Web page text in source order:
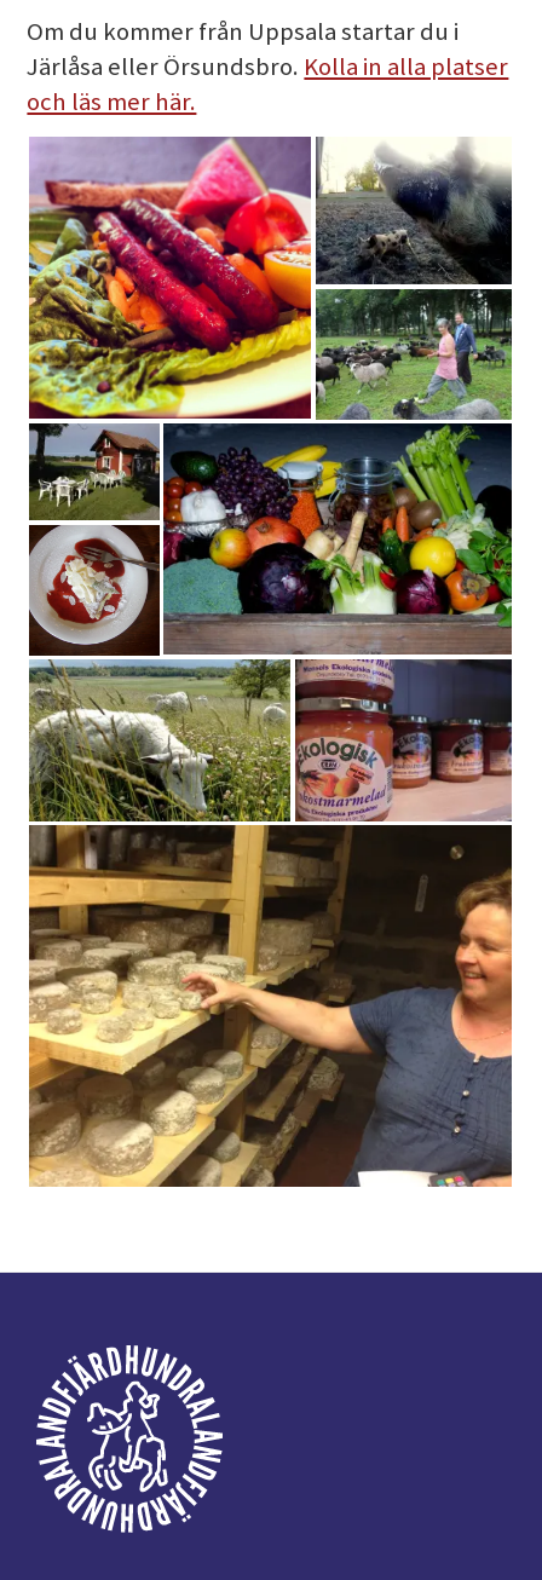
Om du kommer från Uppsala startar du i
Järlåsa eller Örsundsbro. Kolla in alla platser
och läs mer här.
Footer